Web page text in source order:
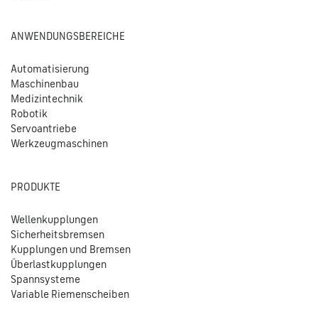
ANWENDUNGSBEREICHE
Automatisierung
Maschinenbau
Medizintechnik
Robotik
Servoantriebe
Werkzeugmaschinen
PRODUKTE
Wellenkupplungen
Sicherheitsbremsen
Kupplungen und Bremsen
Überlastkupplungen
Spannsysteme
Variable Riemenscheiben